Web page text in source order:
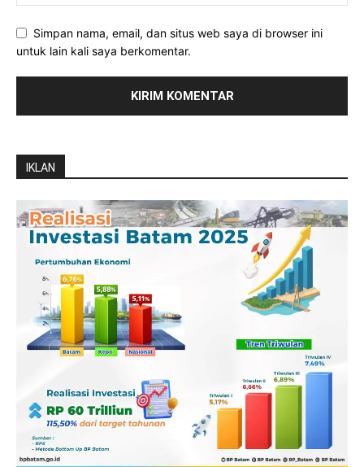
Simpan nama, email, dan situs web saya di browser ini
untuk lain kali saya berkomentar.
IKLAN